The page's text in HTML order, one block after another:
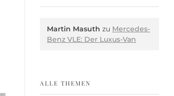
Martin Masuth zu Mercedes-
Benz VLE: Der Luxus-Van
ALLE THEMEN